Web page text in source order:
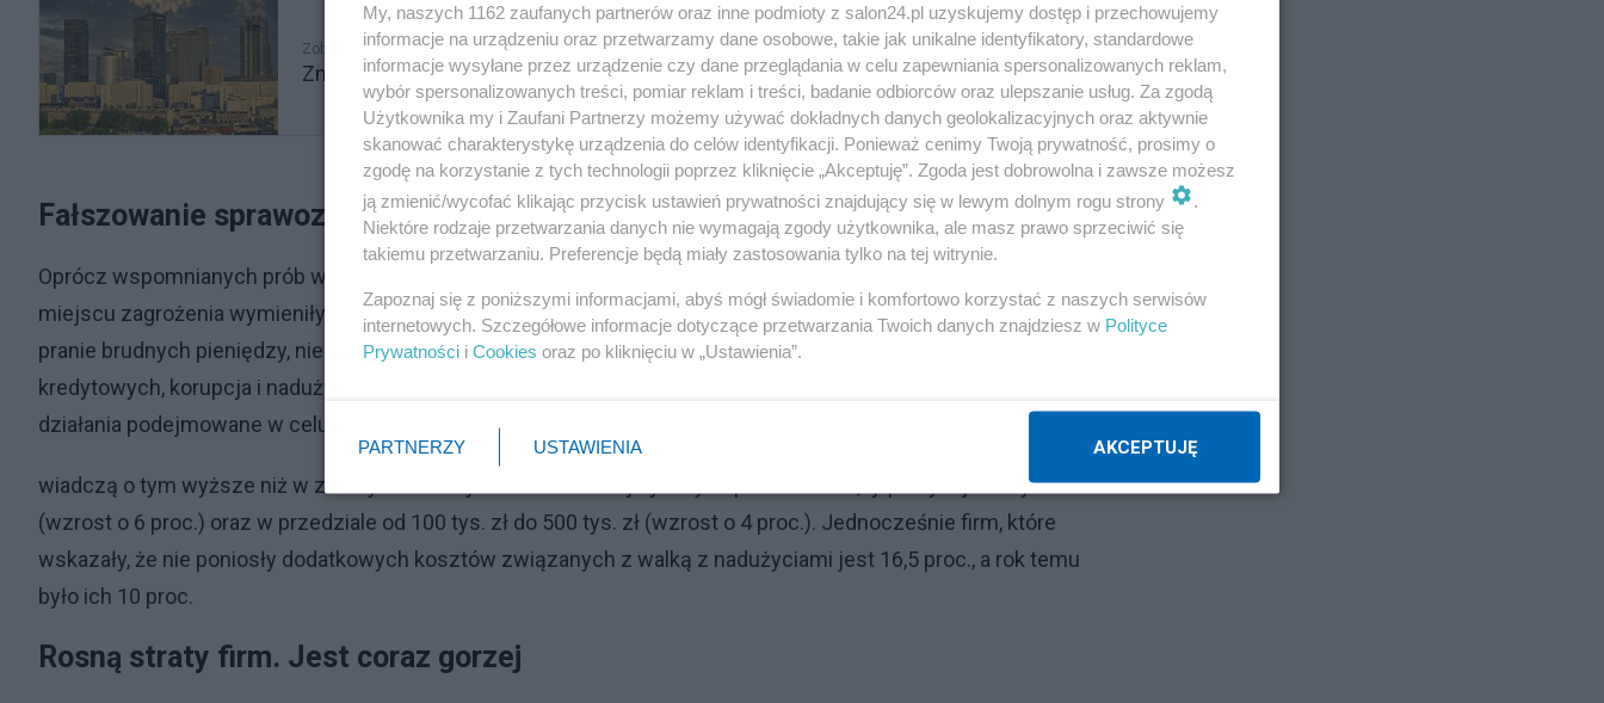
Zobacz także
Znakomite dane gospodarcze. Polska w ścisłej europejskiej czołówce
Fałszowanie sprawozdań to istna plaga. Jak walczą z tym instytucje?
Oprócz wspomnianych prób wyłudzeń i cyberataków instytucje finansowe biorące udział w badaniu na trzecim
miejscu zagrożenia wymieniły fałszowanie sprawozdań finansowych. Na dalszych miejscach znalazły się
pranie brudnych pieniędzy, nieautoryzowane transakcje, omijanie sankcji, nadużycia z wykorzystaniem kart
kredytowych, korupcja i nadużycie wewnętrzne. Raport pokazał, że instytucje finansowe zwiększają nakłady na
działania podejmowane w celu przeciwdziałaniu nadużyciom.
wiadczą o tym wyższe niż w zeszłym roku wyniki w dwóch najwyższych przedziałach, tj. powyżej 500 tys. zł
(wzrost o 6 proc.) oraz w przedziale od 100 tys. zł do 500 tys. zł (wzrost o 4 proc.). Jednocześnie firm, które
wskazały, że nie poniosły dodatkowych kosztów związanych z walką z nadużyciami jest 16,5 proc., a rok temu
było ich 10 proc.
Rosną straty firm. Jest coraz gorzej
My, naszych 1162 zaufanych partnerów oraz inne podmioty z salon24.pl uzyskujemy dostęp i przechowujemy
informacje na urządzeniu oraz przetwarzamy dane osobowe, takie jak unikalne identyfikatory, standardowe
informacje wysyłane przez urządzenie czy dane przeglądania w celu zapewniania spersonalizowanych reklam,
wybór spersonalizowanych treści, pomiar reklam i treści, badanie odbiorców oraz ulepszanie usług. Za zgodą
Użytkownika my i Zaufani Partnerzy możemy używać dokładnych danych geolokalizacyjnych oraz aktywnie
skanować charakterystykę urządzenia do celów identyfikacji. Ponieważ cenimy Twoją prywatność, prosimy o
zgodę na korzystanie z tych technologii poprzez kliknięcie „Akceptuję”. Zgoda jest dobrowolna i zawsze możesz
ją zmienić/wycofać klikając przycisk ustawień prywatności znajdujący się w lewym dolnym rogu strony
.
Niektóre rodzaje przetwarzania danych nie wymagają zgody użytkownika, ale masz prawo sprzeciwić się
takiemu przetwarzaniu. Preferencje będą miały zastosowania tylko na tej witrynie.
Zapoznaj się z poniższymi informacjami, abyś mógł świadomie i komfortowo korzystać z naszych serwisów
internetowych. Szczegółowe informacje dotyczące przetwarzania Twoich danych znajdziesz w Polityce
Prywatności i Cookies oraz po kliknięciu w „Ustawienia”.
PARTNERZY USTAWIENIA AKCEPTUJĘ